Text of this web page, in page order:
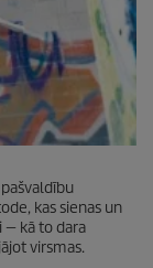
kas sienas un
— kā to dara
virsmas.